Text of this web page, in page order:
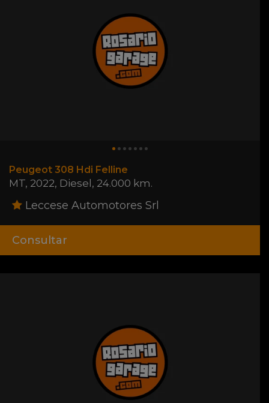
Peugeot 308 Hdi Felline
MT, 2022, Diesel, 24.000 km.
Leccese Automotores Srl
Consultar